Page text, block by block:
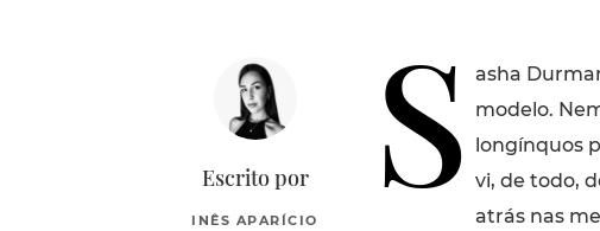
Escrito por
INÊS APARÍCIO S asha
modelo.
longínquos
vi, de todo,
atrás nas